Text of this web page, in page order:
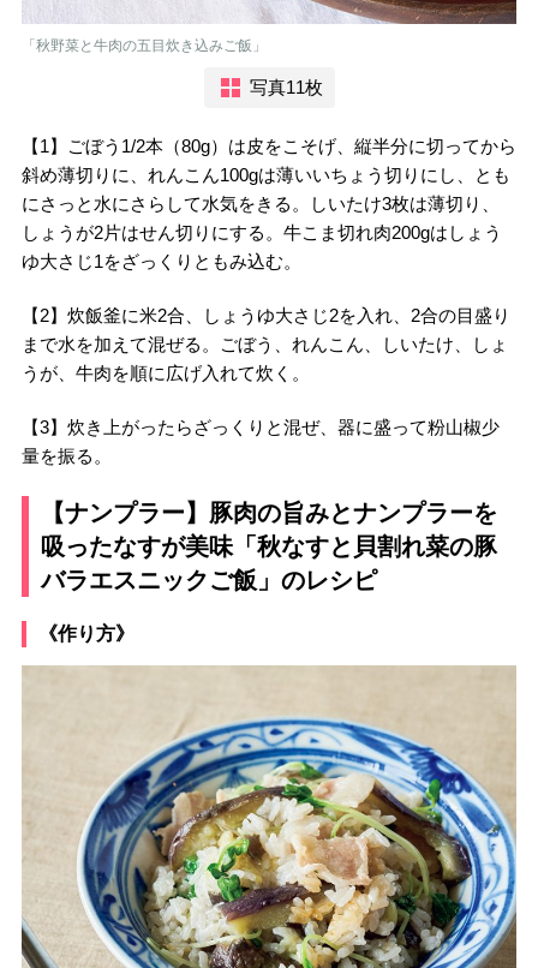
「秋野菜と牛肉の五目炊き込みご飯」
写真11枚
【1】ごぼう1/2本（80g）は皮をこそげ、縦半分に切ってから
斜め薄切りに、れんこん100gは薄いいちょう切りにし、とも
にさっと水にさらして水気をきる。しいたけ3枚は薄切り、
しょうが2片はせん切りにする。牛こま切れ肉200gはしょう
ゆ大さじ1をざっくりともみ込む。
【2】炊飯釜に米2合、しょうゆ大さじ2を入れ、2合の目盛り
まで水を加えて混ぜる。ごぼう、れんこん、しいたけ、しょ
うが、牛肉を順に広げ入れて炊く。
【3】炊き上がったらざっくりと混ぜ、器に盛って粉山椒少
量を振る。
【ナンプラー】豚肉の旨みとナンプラーを
吸ったなすが美味「秋なすと貝割れ菜の豚
バラエスニックご飯」のレシピ
《作り方》